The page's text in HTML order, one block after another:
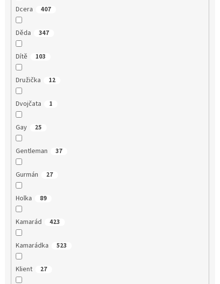
Dcera 407
Děda 347
Dítě 103
Družička 12
Dvojčata 1
Gay 25
Gentleman 37
Gurmán 27
Holka 89
Kamarád 423
Kamarádka 523
Klient 27